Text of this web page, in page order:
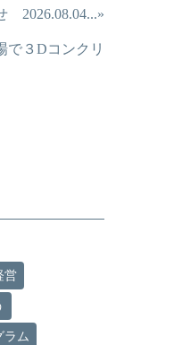
2026.08.04...»
で３Dコンクリ
営
ラム